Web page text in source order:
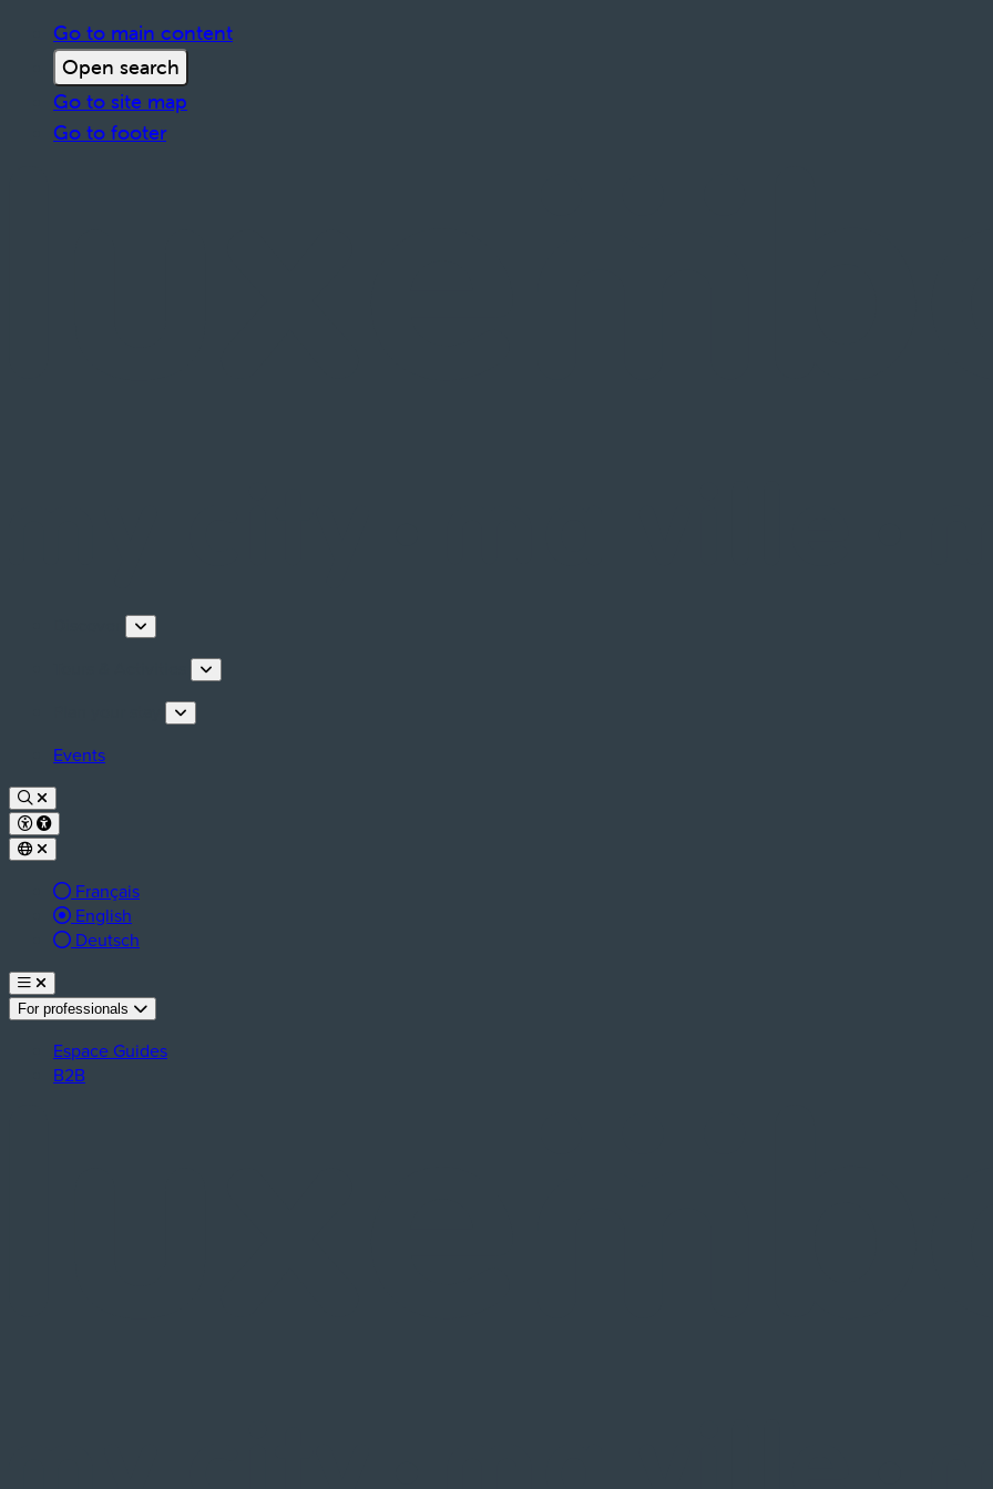
Go to main content
Open search
Go to site map
Go to footer
Events
Français
Active language:
English
Deutsch
For professionals
Espace Guides
B2B